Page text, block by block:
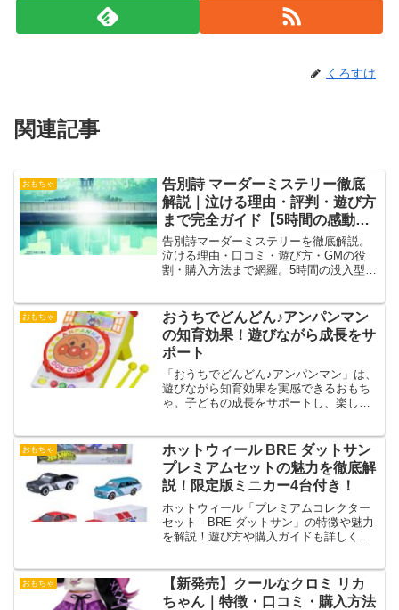
くろすけ
関連記事
おもちゃ
告別詩 マーダーミステリー徹底
解説｜泣ける理由・評判・遊び方
まで完全ガイド【5時間の感動体
験】
告別詩マーダーミステリーを徹底解説。
泣ける理由・口コミ・遊び方・GMの役
割・購入方法まで網羅。5時間の没入型ス
おもちゃ
おうちでどんどん♪アンパンマン
の知育効果！遊びながら成長をサ
ポート
「おうちでどんどん♪アンパンマン」は、
遊びながら知育効果を実感できるおもち
ゃ。子どもの成長をサポートし、楽しく
おもちゃ
ホットウィール BRE ダットサン
プレミアムセットの魅力を徹底解
説！限定版ミニカー4台付き！
ホットウィール「プレミアムコレクター
セット - BRE ダットサン」の特徴や魅力
を解説！遊び方や購入ガイドも詳しく紹
おもちゃ
【新発売】クールなクロミ リカ
ちゃん｜特徴・口コミ・購入方法